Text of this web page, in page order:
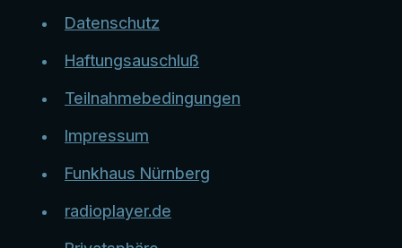
Datenschutz
Haftungsauschluß
Teilnahmebedingungen
Impressum
Funkhaus Nürnberg
radioplayer.de